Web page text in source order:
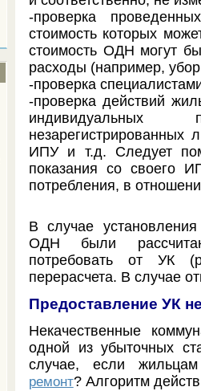
-проверка
стоимость которых
стоимость ОДН могут
расходы (например,
-проверка
-проверка действий
незарегистрированных
ИПУ и т.д. Следует
показания со своего
потребления, в
В случае
ОДН были
потребовать от УК
перерасчета. В случае
Предоставление УК
Некачественные
одной из убыточных
случае, если
ремонт? Алгоритм